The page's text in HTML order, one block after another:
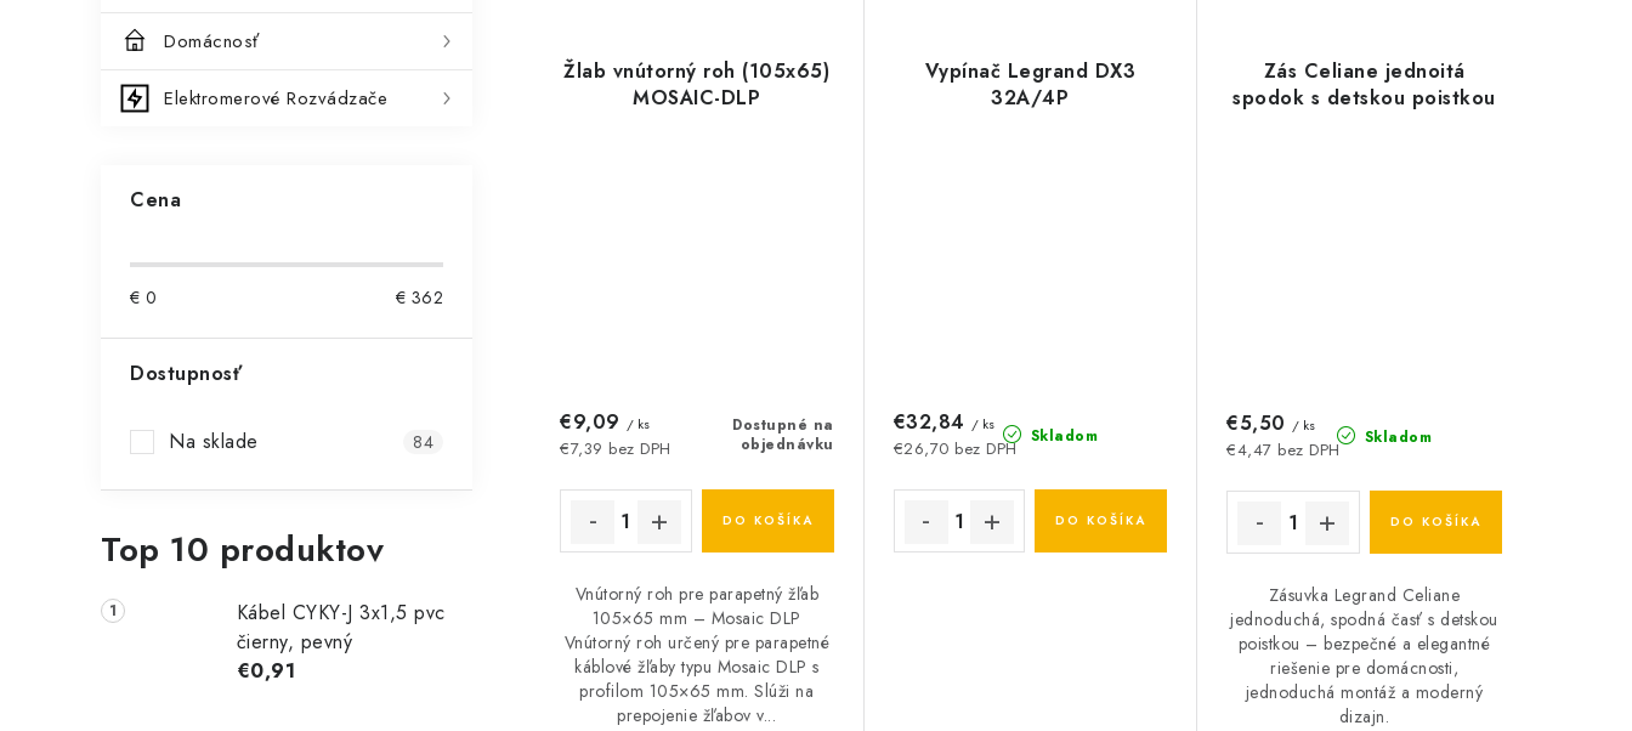
Domácnosť
Elektromerové Rozvádzače
Cena
€ 0 € 362
Dostupnosť
Na sklade 84
Top 10 produktov
Kábel CYKY-J 3x1,5 pvc
čierny, pevný
€0,91
Žlab vnútorný roh (105x65)
MOSAIC-DLP
Dostupné na
objednávku
€7,39 bez DPH
€9,09 / ks
DO KOŠÍKA
Vnútorný roh pre parapetný žľab
105×65 mm – Mosaic DLP
Vnútorný roh určený pre parapetné
káblové žľaby typu Mosaic DLP s
profilom 105×65 mm. Slúži na
prepojenie žľabov v...
Vypínač Legrand DX3
32A/4P
Skladom
€26,70 bez DPH
€32,84 / ks
DO KOŠÍKA
Zás Celiane jednoitá
spodok s detskou poistkou
Skladom
€4,47 bez DPH
€5,50 / ks
DO KOŠÍKA
Zásuvka Legrand Celiane
jednoduchá, spodná časť s detskou
poistkou – bezpečné a elegantné
riešenie pre domácnosti,
jednoduchá montáž a moderný
dizajn.